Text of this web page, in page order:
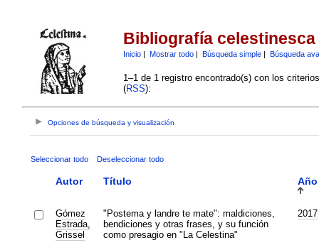
Bibliografía celestinesca
Inicio| Mostrar todo| Búsqueda simple| Búsqueda
1–1 de 1 registro encontrado(s) con los
(RSS):
Opciones de búsqueda y visualización
Seleccionar todo Deseleccionar todo
Autor Título Año
Gómez
Estrada,
Grissel
"Postema y landre te mate": maldiciones,
bendiciones y otras frases, y su función
como presagio en "La Celestina"
2017